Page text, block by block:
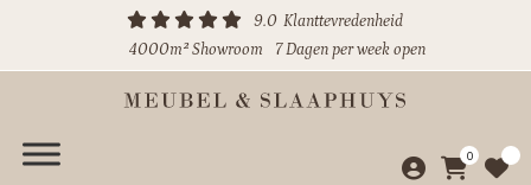
9.0 Klanttevredenheid
4000m² Showroom
7 Dagen per week open
0